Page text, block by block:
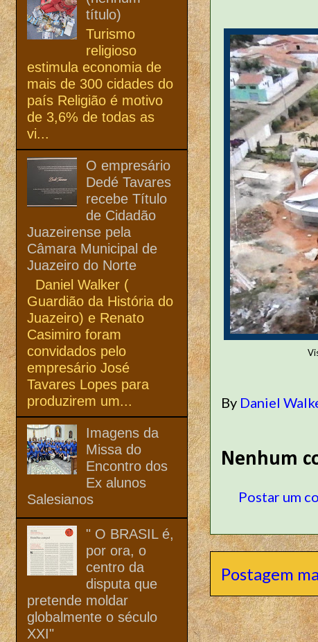
By Daniel
Nenhum
Postar um
Postagem
título)
Turismo
religioso
estimula economia de
mais de 300 cidades do
país Religião é motivo
de 3,6% de todas as
vi...
O empresário
Dedé Tavares
recebe Título
de Cidadão
Juazeirense pela
Câmara Municipal de
Juazeiro do Norte
Daniel Walker (
Guardião da História do
Juazeiro) e Renato
Casimiro foram
convidados pelo
empresário José
Tavares Lopes para
produzirem um...
Imagens da
Missa do
Encontro dos
Ex alunos
Salesianos
" O BRASIL é,
por ora, o
centro da
disputa que
pretende moldar
globalmente o século
XXI"